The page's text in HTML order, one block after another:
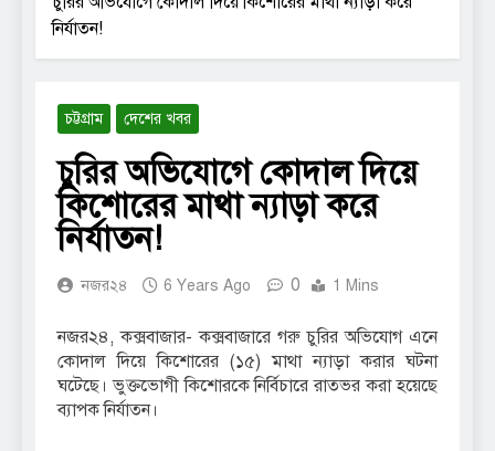
নির্যাতন!
চট্টগ্রাম দেশের খবর
চুরির অভিযোগে কোদাল দিয়ে
কিশোরের মাথা ন্যাড়া করে
নির্যাতন!
নজর২৪ 6 Years Ago 0 1 Mins
নজর২৪, কক্সবাজার- কক্সবাজারে গরু চুরির অভিযোগ এনে
কোদাল দিয়ে কিশোরের (১৫) মাথা ন্যাড়া করার ঘটনা
ঘটেছে। ভুক্তভোগী কিশোরকে নির্বিচারে রাতভর করা হয়েছে
ব্যাপক নির্যাতন।